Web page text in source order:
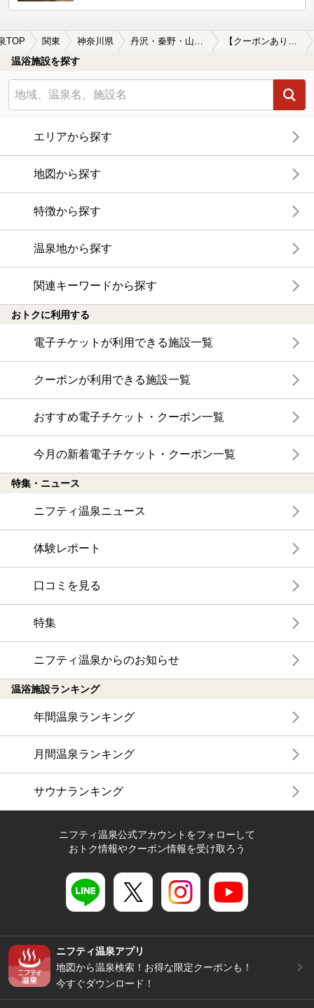
TOP 関東 神奈川県 丹沢・秦野・山北周辺 【クーポンあり】食事が楽しめる丹沢・秦野・山北周辺の温泉、日帰り温泉、スーパー銭湯おすすめ
温浴施設を探す
エリアから探す
地図から探す
特徴から探す
温泉地から探す
関連キーワードから探す
おトクに利用する
電子チケットが利用できる施設一覧
クーポンが利用できる施設一覧
おすすめ電子チケット・クーポン一覧
今月の新着電子チケット・クーポン一覧
特集・ニュース
ニフティ温泉ニュース
体験レポート
口コミを見る
特集
ニフティ温泉からのお知らせ
温浴施設ランキング
年間温泉ランキング
月間温泉ランキング
サウナランキング
ニフティ温泉公式アカウントをフォローして
おトク情報やクーポン情報を受け取ろう
ニフティ温泉アプリ
地図から温泉検索！お得な限定クーポンも！
今すぐダウンロード！